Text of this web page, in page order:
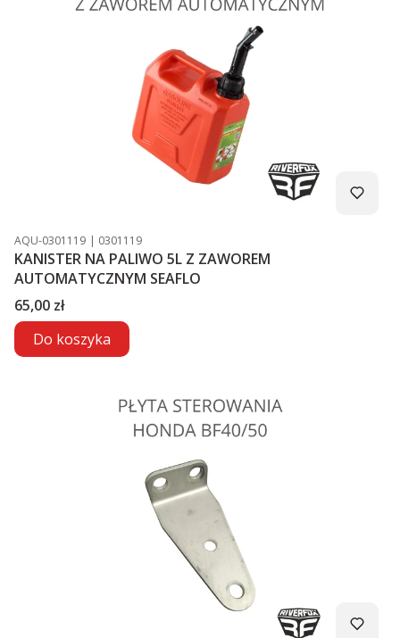
Kod produktu
AQU-0301119 Kod producenta
0301119
KANISTER NA PALIWO 5L Z ZAWOREM
AUTOMATYCZNYM SEAFLO
Cena
65,00 zł
Do koszyka